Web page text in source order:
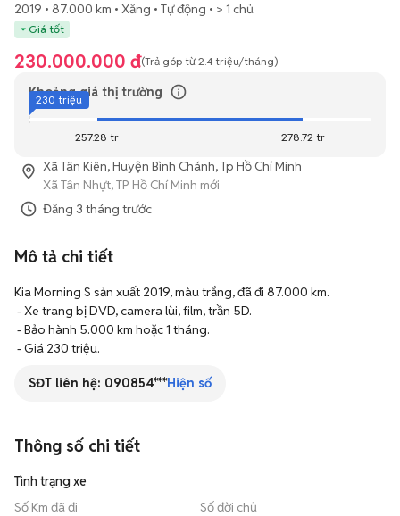
2019 87.000 km Xăng Tự động > 1 chủ
Giá tốt
230.000.000 đ(Trả góp từ2.4 triệu/tháng)
Khoảng giá thị trường
257.28 tr 278.72 tr
230 triệu
Xã Tân Kiên, Huyện Bình Chánh, Tp Hồ Chí Minh
Xã Tân Nhựt, TP Hồ Chí Minh mới
Đăng 3 tháng trước
Mô tả chi tiết
Kia Morning S sản xuất 2019, màu trắng, đã đi 87.000 km.
- Giá 230 triệu.
SĐT liên hệ: 090854***Hiện số
Thông số chi tiết
Tình trạng xe
Số Km đã đi
Số đời chủ